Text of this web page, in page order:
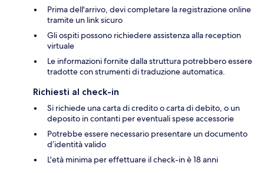
Prima dell'arrivo, devi completare la registrazione online
tramite un link sicuro
Gli ospiti possono richiedere assistenza alla reception
virtuale
Le informazioni fornite dalla struttura potrebbero essere
tradotte con strumenti di traduzione automatica.
Richiesti al check-in
Si richiede una carta di credito o carta di debito, o un
deposito in contanti per eventuali spese accessorie
Potrebbe essere necessario presentare un documento
d’identità valido
L'età minima per effettuare il check-in è 18 anni